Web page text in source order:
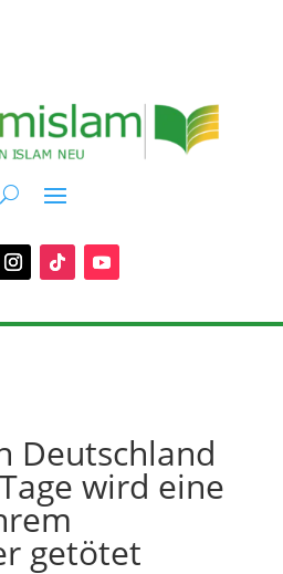
Deutschland
wird eine
getötet